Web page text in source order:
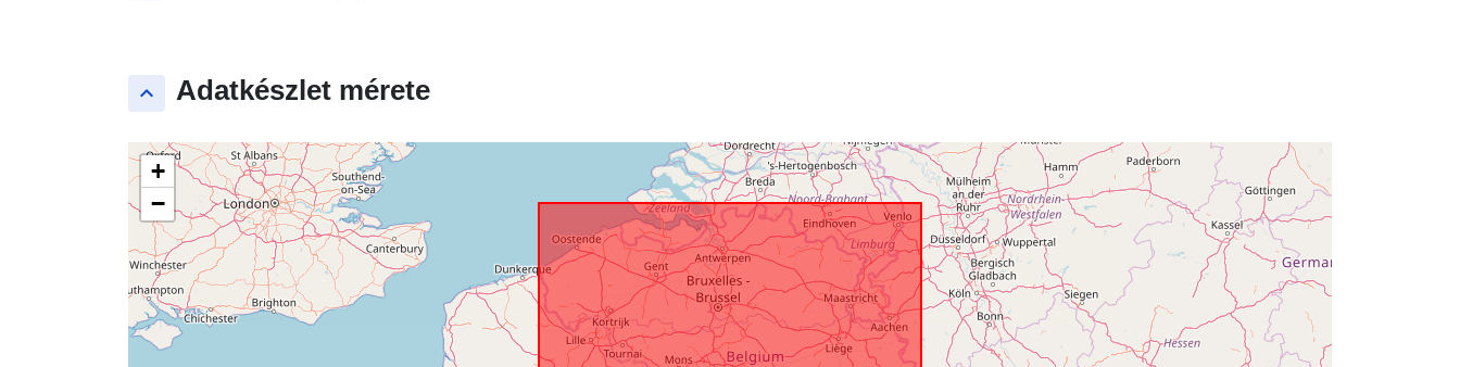
keyboard_arrow_up Adatkészlet mérete
+
−
uriRef:
http://data.europa.eu/88u/dataset/q1
2818-id
Hozzáférési
jogosultságok:
public
Lefedett időszak:
01 January 1995
-
31 December 1995